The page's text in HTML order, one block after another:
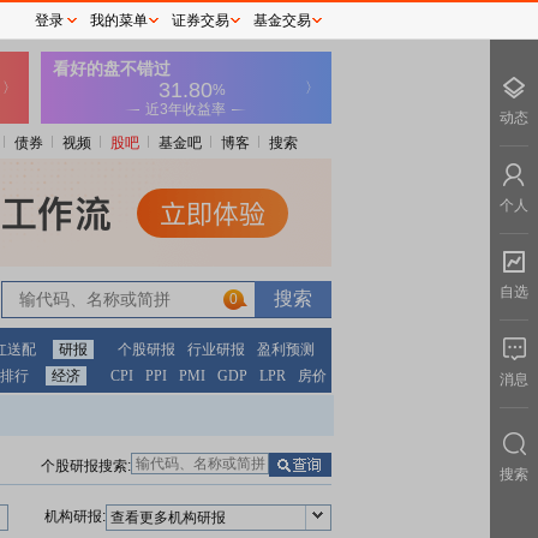
债券 视频 股吧 基金吧 博客 搜索
0
送配 研报 个股研报 行业研报
盈利预测
行
经济 CPI PPI PMI GDP LPR 房价
个股研报搜索:
机构研报: 查看更多机构研报
登录 我的菜单 证券交易 基金交易
动态
个人
自选
消息
搜索